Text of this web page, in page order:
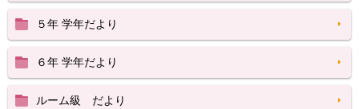
５年 学年だより
６年 学年だより
ルーム級 だより